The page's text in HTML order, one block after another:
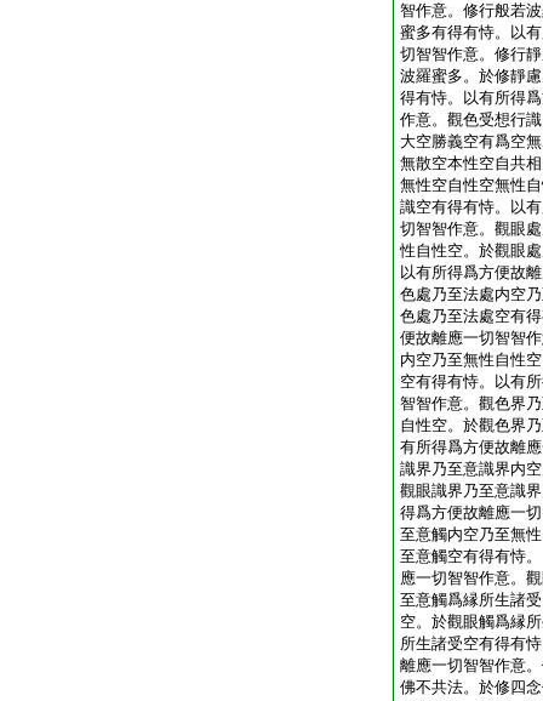
智作意。修行般若
蜜多有得有恃。以
切智智作意。修行
波羅蜜多。於修靜
得有恃。以有所得
作意。觀色受想行
大空勝義空有爲空
無散空本性空自共
無性空自性空無性
識空有得有恃。以
切智智作意。觀眼
性自性空。於觀眼
以有所得爲方便故
色處乃至法處内空
色處乃至法處空有
便故離應一切智智
内空乃至無性自性
空有得有恃。以有
智智作意。觀色界
自性空。於觀色界
有所得爲方便故離
識界乃至意識界内
觀眼識界乃至意識
得爲方便故離應一
至意觸内空乃至無
至意觸空有得有恃
應一切智智作意。
至意觸爲縁所生諸
空。於觀眼觸爲縁
所生諸受空有得有
離應一切智智作意
佛不共法。於修四